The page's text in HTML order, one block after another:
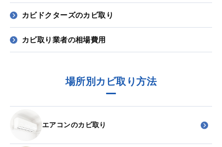
カビドクターズのカビ取り
カビ取り業者の相場費用
場所別カビ取り方法
エアコンのカビ取り